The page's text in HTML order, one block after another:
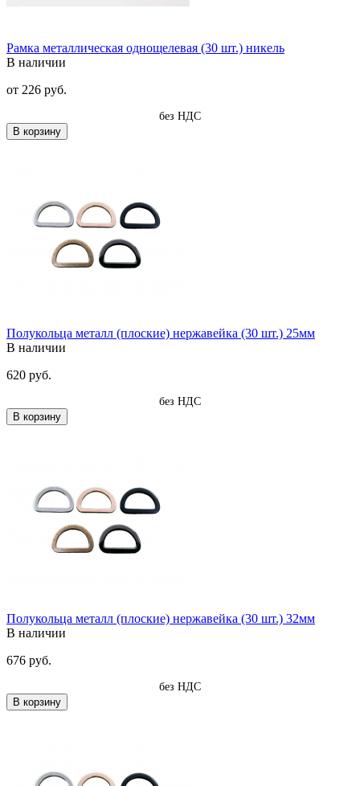
Рамка металлическая однощелевая (30 шт.) никель
В наличии
от 226 руб.
без НДС
В корзину
Полукольца металл (плоские) нержавейка (30 шт.) 25мм
В наличии
620 руб.
без НДС
В корзину
Полукольца металл (плоские) нержавейка (30 шт.) 32мм
В наличии
676 руб.
без НДС
В корзину